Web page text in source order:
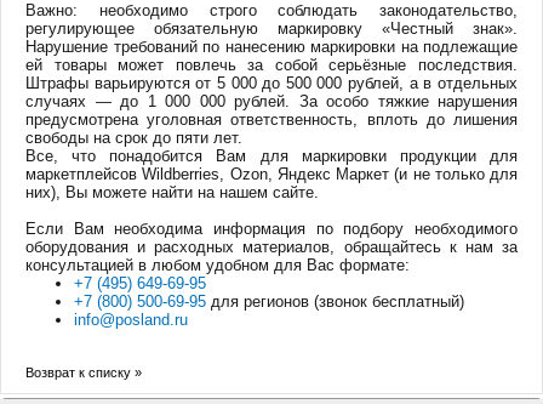
Важно: необходимо строго соблюдать законодательство,
регулирующее обязательную маркировку «Честный знак».
Нарушение требований по нанесению маркировки на подлежащие
ей товары может повлечь за собой серьёзные последствия.
Штрафы варьируются от 5 000 до 500 000 рублей, а в отдельных
случаях — до 1 000 000 рублей. За особо тяжкие нарушения
предусмотрена уголовная ответственность, вплоть до лишения
свободы на срок до пяти лет.
Все, что понадобится Вам для маркировки продукции для
маркетплейсов Wildberries, Ozon, Яндекс Маркет (и не только для
них), Вы можете найти на нашем сайте.
Если Вам необходима информация по подбору необходимого
оборудования и расходных материалов, обращайтесь к нам за
консультацией в любом удобном для Вас формате:
+7 (495) 649-69-95
+7 (800) 500-69-95 для регионов (звонок бесплатный)
info@posland.ru
Возврат к списку »